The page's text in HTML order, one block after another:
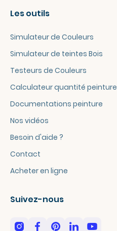
Les outils
Simulateur de Couleurs
Simulateur de teintes Bois
Testeurs de Couleurs
Calculateur quantité peinture
Documentations peinture
Nos vidéos
Besoin d'aide ?
Contact
Acheter en ligne
Suivez-nous